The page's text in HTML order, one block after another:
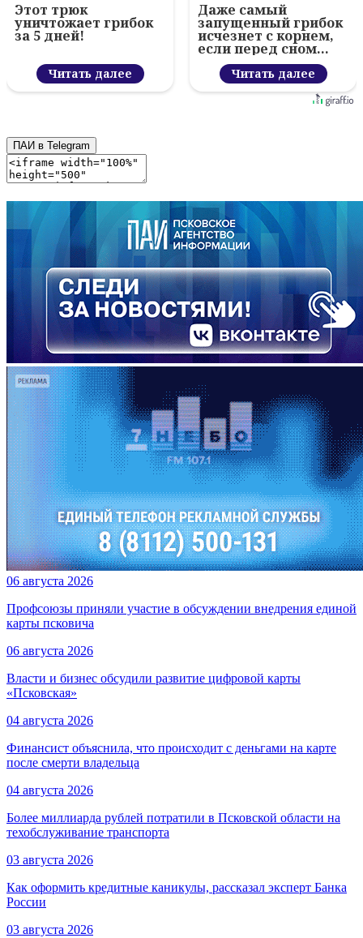
Этот трюк
уничтожает грибок
за 5 дней!
Читать далее
Даже самый
запущенный грибок
исчезнет с корнем,
если перед сном…
Читать далее
ПАИ в Telegram
06 августа 2026
Профсоюзы приняли участие в обсуждении внедрения единой
карты псковича
06 августа 2026
Власти и бизнес обсудили развитие цифровой карты
«Псковская»
04 августа 2026
Финансист объяснила, что происходит с деньгами на карте
после смерти владельца
04 августа 2026
Более миллиарда рублей потратили в Псковской области на
техобслуживание транспорта
03 августа 2026
Как оформить кредитные каникулы, рассказал эксперт Банка
России
03 августа 2026